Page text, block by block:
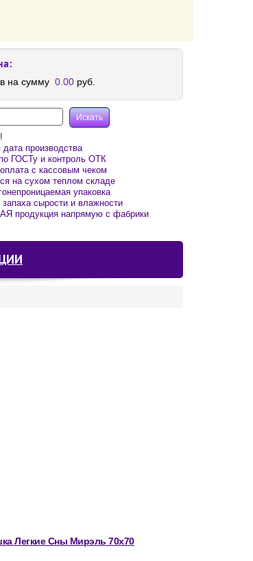
на сумму 0.00 руб.
производства
ГОСТу и контроль ОТК
с кассовым чеком
на сухом теплом складе
упаковка
запаха сырости и влажности
продукция напрямую с фабрики
Легкие Сны Мирэль 70х70